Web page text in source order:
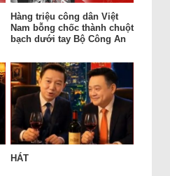
Hàng triệu công dân Việt
Nam bỗng chốc thành chuột
bạch dưới tay Bộ Công An
HÁT